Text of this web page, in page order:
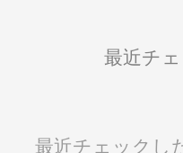
最近チ
最近チェックし